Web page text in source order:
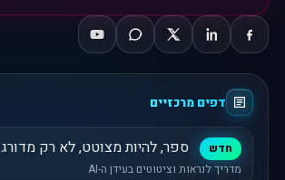
דפים מרכזיים
חדש ספר, להיות מצוטט, לא רק מדורג
מדריך לנראות וציטוטים בעידן ה-AI